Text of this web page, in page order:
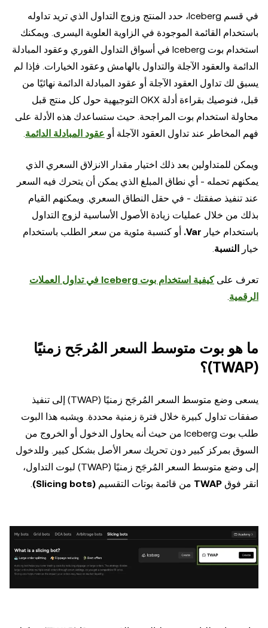
في قسم Iceberg، حدد المنتج وزوج التداول الذي تريد تداوله
باستخدام القائمة الموجودة في الزاوية العلوية اليسرى. ويمكنك
استخدام بوت Iceberg في أسواق التداول الفوري وعقود المبادلة
الدائمة والعقود الآجلة والتداول بالهامش وعقود الخيارات. فإذا لم
يسبق لك تداول العقود الآجلة أو عقود المبادلة الدائمة نهائيًا من
قبل، فنوصيك بقراءة أدلة OKX التوجيهية حول كل منتج قبل
محاولة استخدام بوت المراجحة. حيث ستساعدك هذه الأدلة على
فهم المخاطر عند تداول العقود الآجلة أو عقود المبادلة الدائمة.
ويمكن للمتداولين بعد ذلك اختيار مقدار الانزلاق السعري الذي
يمكنهم تحمله - أي نطاق المبلغ الذي يمكن أن يتحرك فيه السعر
عند تنفيذ صفقتك - في حقل النطاق السعري. ويمكنهم القيام
بذلك من خلال عمليات زيادة الأصول الأساسية لزوج التداول
باستخدام خيار Var. أو كنسبة مئوية من سعر الطلب باستخدام
خيار النسبة.
تعرف على
كيفية استخدام بوت Iceberg في تداول العملات
الرقمية.
ما هو بوت متوسط السعر المُرجَح زمنيًا
(TWAP)؟
يسعى وضع متوسط السعر المُرجَح زمنيًا (TWAP) إلى تنفيذ
صفقات تداول كبيرة خلال فترة زمنية محددة. ويشبه هذا البوت
طلب بوت Iceberg من حيث أنه يحاول الدخول أو الخروج من
السوق بمركز كبير دون تحريك سعر الأصل بشكل كبير. وللدخول
إلى وضع متوسط السعر المُرجَح زمنيًا (TWAP) لبوت التداول،
انقر فوق TWAP من قائمة بوتات التقسيم (Slicing bots)
.